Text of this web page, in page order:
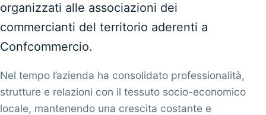
organizzati alle associazioni dei
commercianti del territorio aderenti a
Confcommercio.
Nel tempo l’azienda ha consolidato professionalità,
strutture e relazioni con il tessuto socio-economico
locale, mantenendo una crescita costante e